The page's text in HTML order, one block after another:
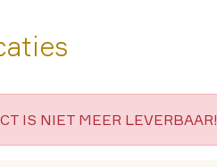
IS NIET MEER LEVERBAAR!